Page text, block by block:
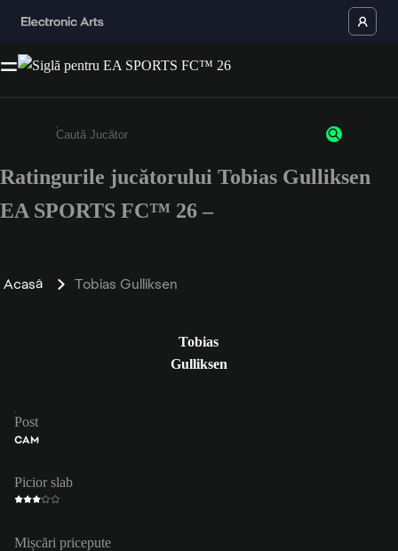
Enter a minimum of 3 characters or numbers
Ratingurile jucătorului Tobias Gulliksen
EA SPORTS FC™ 26 –
Acasă Tobias Gulliksen
Tobias
Gulliksen
Post
CAM
Picior slab
Mișcări pricepute